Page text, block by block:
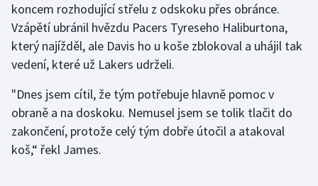
Ragby
Rychlobruslení
Rychlostní kanoistika
Short track
koncem rozhodující střelu z odskoku přes obránce.
Vzápětí ubránil hvězdu Pacers Tyreseho Haliburtona,
který najížděl, ale Davis ho u koše zblokoval a uhájil tak
vedení, které už Lakers udrželi.
"Dnes jsem cítil, že tým potřebuje hlavně pomoc v
obraně a na doskoku. Nemusel jsem se tolik tlačit do
zakončení, protože celý tým dobře útočil a atakoval
koš,“ řekl James.